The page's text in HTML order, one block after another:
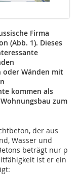
Firma
(Abb. 1). Dieses
oder Wänden mit
kommen als
zum
der aus
Wasser und
beträgt nur p
ist er ein